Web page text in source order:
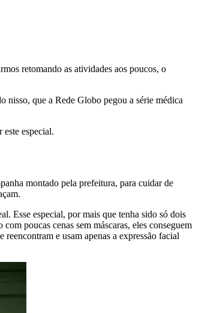
retomando as atividades aos poucos, o
nisso, que a Rede Globo pegou a série médica
especial.
montado pela prefeitura, para cuidar de
Esse especial, por mais que tenha sido só dois
poucas cenas sem máscaras, eles conseguem
e usam apenas a expressão facial